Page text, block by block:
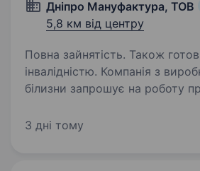
Дніпро Мануфактура, ТОВ
5,8 км від центру
Повна зайнятість. Також
інвалідністю. Компанія з виробництва нижньої
білизни запрошує на роботу професійних
відрядна, умови прописані на
3 дні тому